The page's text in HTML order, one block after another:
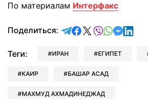
По материалам Интерфакс
Поделиться: отправить в
поделиться в
поделиться в X
отправить
Теги: ИРАН ЕГИПЕТ
КАИР БАШАР АСАД
МАХМУД АХМАДИНЕДЖАД